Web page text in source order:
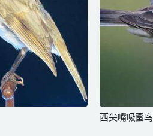
西尖嘴吸蜜鸟